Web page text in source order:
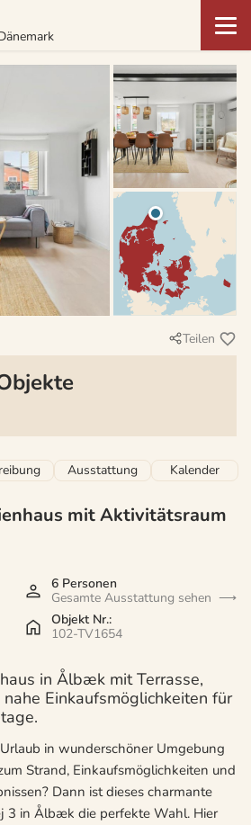
Teilen
Ausstattung Kalender
mit Aktivitätsraum
6 Personen
Gesamte Ausstattung sehen
Objekt Nr.:
102-TV1654
in Ålbæk mit Terrasse,
Einkaufsmöglichkeiten für
in wunderschöner Umgebung
Strand, Einkaufsmöglichkeiten und
Dann ist dieses charmante
3 in Ålbæk die perfekte Wahl. Hier